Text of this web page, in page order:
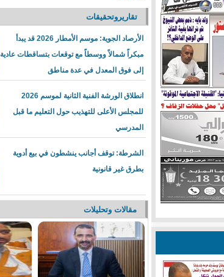
تقاريروتحقيقات
الأرصاد الجوية: موسم الأمطار 2026 قد يبدأ
مبكراً شمالاً ووسطاً مع توقعات بتساقطات عادية
إلى فوق المعدل في عدة مناطق
انطلاق الورشة الفنية الثانية لموسم 2026
للمجلس الأعلى للتهذيب حول التعليم ما قبل
المدرسي
الشرطة: توقف أجانب ينشطون في بيع أدوية
بطرق غير قانونية
مقالات وتحليلات